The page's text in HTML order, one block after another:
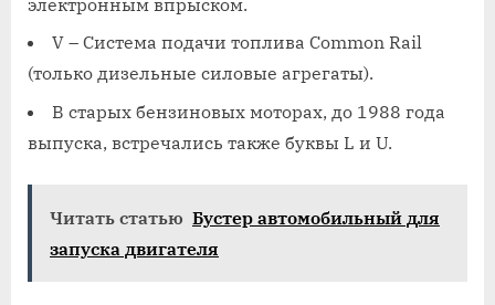
V – Система подачи топлива Common Rail
(только дизельные силовые агрегаты).
В старых бензиновых моторах, до 1988 года
выпуска, встречались также буквы L и U.
Читать статью Бустер автомобильный для
запуска двигателя